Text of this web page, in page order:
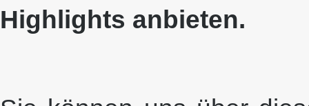
Highlights anbieten.